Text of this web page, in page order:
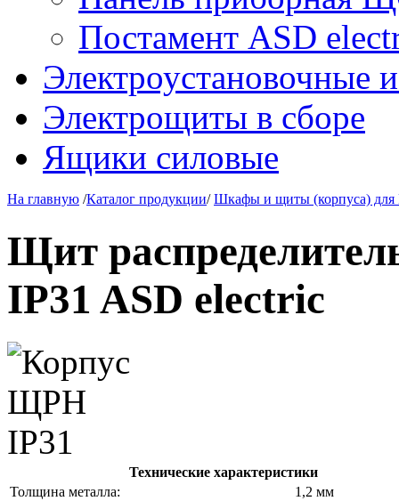
Постамент ASD
Электроустановочные
Электрощиты в сборе
Ящики силовые
На главную /Каталог продукции/Шкафы и щиты (корпуса)
Щит
IP31 ASD electric
Технические характеристики
Толщина металла:
1,2 мм